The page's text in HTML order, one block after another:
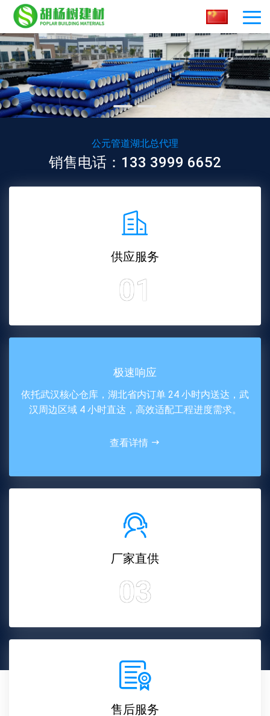
公元管道湖北总代理
销售电话：133 3999 6652
供应服务
01
极速响应
依托武汉核心仓库，湖北省内订单 24 小时内送达，武
汉周边区域 4 小时直达，高效适配工程进度需求。
查看详情
厂家直供
03
售后服务